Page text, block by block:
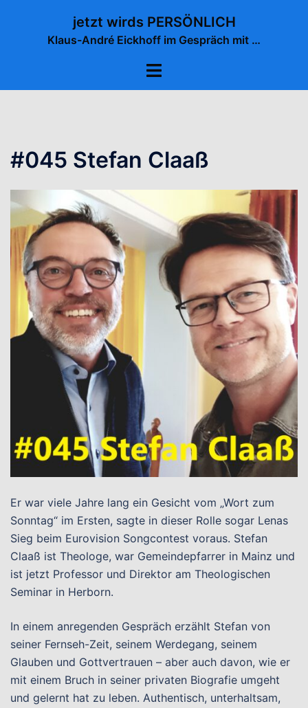
jetzt wirds PERSÖNLICH
Klaus-André Eickhoff im Gespräch mit …
Menü
#045 Stefan Claaß
Er war viele Jahre lang ein Gesicht vom „Wort zum
Sonntag“ im Ersten, sagte in dieser Rolle sogar Lenas
Sieg beim Eurovision Songcontest voraus. Stefan
Claaß ist Theologe, war Gemeindepfarrer in Mainz und
ist jetzt Professor und Direktor am Theologischen
Seminar in Herborn.
In einem anregenden Gespräch erzählt Stefan von
seiner Fernseh-Zeit, seinem Werdegang, seinem
Glauben und Gottvertrauen – aber auch davon, wie er
mit einem Bruch in seiner privaten Biografie umgeht
und gelernt hat zu leben. Authentisch, unterhaltsam,